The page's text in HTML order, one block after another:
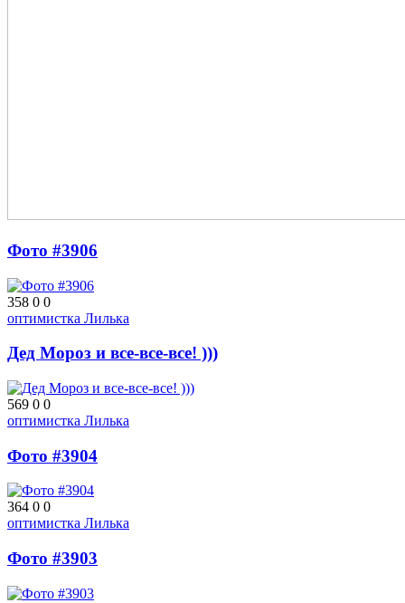
Фото #3906
358 0 0
оптимистка Лилька
Дед Мороз и все-все-все! )))
569 0 0
оптимистка Лилька
Фото #3904
364 0 0
оптимистка Лилька
Фото #3903